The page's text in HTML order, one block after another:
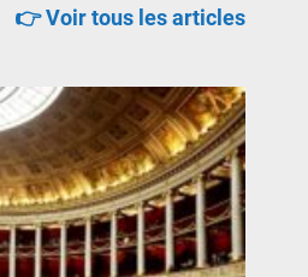
👉 Voir tous les articles